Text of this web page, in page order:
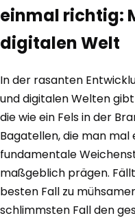
einmal richtig:
digitalen Welt
In der rasanten
und digitalen Welten
die wie ein Fels in der
Bagatellen, die man
fundamentale
maßgeblich prägen.
besten Fall zu
schlimmsten Fall den